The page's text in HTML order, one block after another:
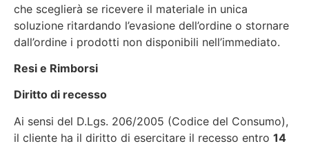
che sceglierà se ricevere il materiale in unica
soluzione ritardando l’evasione dell’ordine o stornare
dall’ordine i prodotti non disponibili nell’immediato.
Resi e Rimborsi
Diritto di recesso
Ai sensi del D.Lgs. 206/2005 (Codice del Consumo),
il cliente ha il diritto di esercitare il recesso entro 14